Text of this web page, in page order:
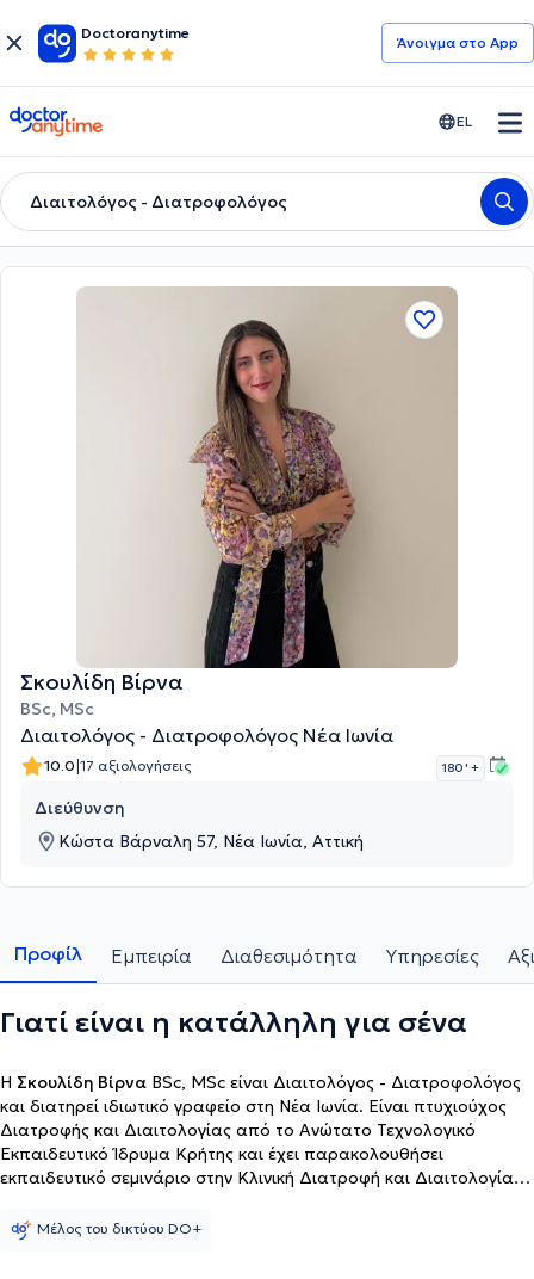
Doctoranytime
Άνοιγμα στο App
doctoranytime EL
Διαιτολόγος - Διατροφολόγος
Σκουλίδη Βίρνα
BSc, MSc
Διαιτολόγος - Διατροφολόγος Νέα Ιωνία
10.0|17 αξιολογήσεις 180 ' +
Διεύθυνση
Κώστα Βάρναλη 57, Νέα Ιωνία, Αττική
Προφίλ Εμπειρία Διαθεσιμότητα Υπηρεσίες
Γιατί είναι η κατάλληλη για σένα
Η Σκουλίδη Βίρνα BSc, MSc είναι Διαιτολόγος - Διατροφολόγος
και διατηρεί ιδιωτικό γραφείο στη Νέα Ιωνία. Είναι πτυχιούχος
Διατροφής και Διαιτολογίας από το Ανώτατο Τεχνολογικό
Εκπαιδευτικό Ίδρυμα Κρήτης και έχει παρακολουθήσει
εκπαιδευτικό σεμινάριο στην Κλινική Διατροφή και Διαιτολογία
Παράλληλα είναι κάτοχος μεταπτυχιακού τίτλου στη Διατροφή,
Μέλος του δικτύου DO+